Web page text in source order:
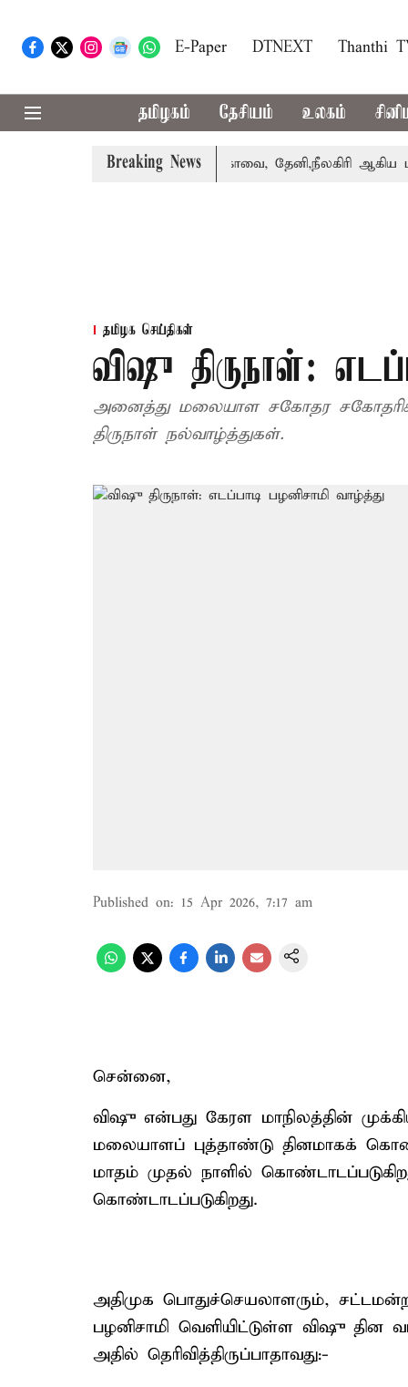
E-Paper DTNEXT Thanthi
தமிழகம் தேசியம் உலகம்
Breaking News
வாபஸ் பெற்றார் சங்கீதா கோவை, தேனி,நீலகிரி ஆகிய
தமிழக செய்திகள்
விஷு திருநாள்:
அனைத்து மலையாள சகோதர
திருநாள் நல்வாழ்த்துகள்.
Published on: 15 Apr 2026, 7:17 am
சென்னை,
விஷு என்பது கேரள மாநிலத்தின்
மலையாளப் புத்தாண்டு தினமாகக்
மாதம் முதல் நாளில்
கொண்டாடப்படுகிறது.
அதிமுக பொதுச்செயலாளரும்,
பழனிசாமி வெளியிட்டுள்ள விஷு தின
அதில் தெரிவித்திருப்பாதாவது:-